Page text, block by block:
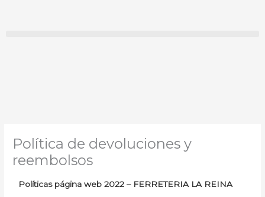
Política de devoluciones y
reembolsos
Políticas página web 2022 – FERRETERIA LA REINA